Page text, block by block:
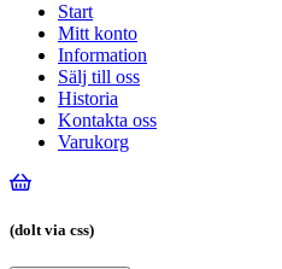
Start
Mitt konto
Information
Sälj till oss
Historia
Kontakta oss
Varukorg
(dolt via css)